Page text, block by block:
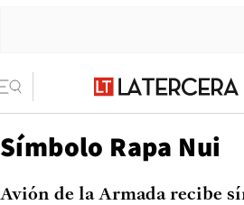
Símbolo Rapa Nui
Avión de la Armada recibe